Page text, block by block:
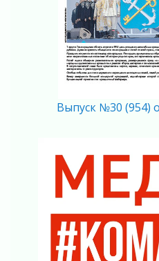
04 августа 2026
Память, сталь и музыка
04 августа 2026
Регион готовится к
04 августа 2026
согласие
04 августа 2026
Важная информация
04 августа 2026
Что делать со
04 августа 2026
Награды нашли
03 августа 2026
Выпуск №30 (954)